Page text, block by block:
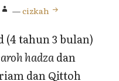
—cizkah
(4 tahun 3 bulan)
hadzadan
dan Qittoh